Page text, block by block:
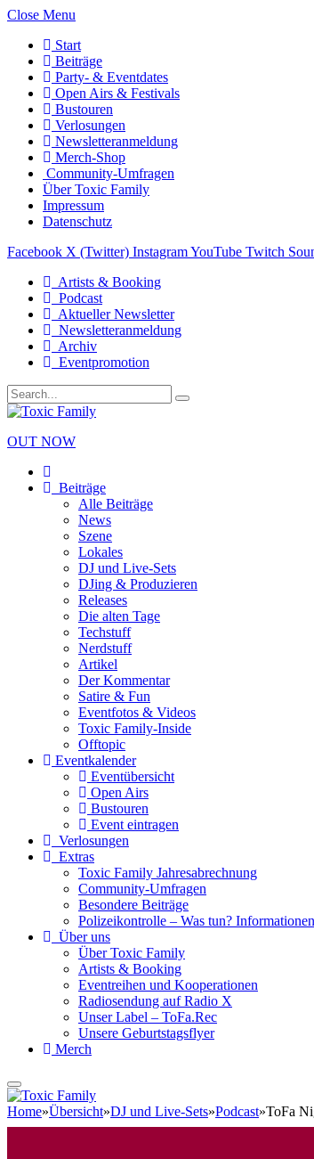
Close Menu
Start
Beiträge
Party- & Eventdates
Open Airs & Festivals
Bustouren
Verlosungen
Newsletteranmeldung
Merch-Shop
Community-Umfragen
Über Toxic Family
Impressum
Datenschutz
Facebook X (Twitter) InstagramYouTube Twitch
Artists & Booking
Podcast
Aktueller Newsletter
Newsletteranmeldung
Archiv
Eventpromotion
OUT NOW
Beiträge
Alle Beiträge
News
Szene
Lokales
DJ und Live-Sets
DJing & Produzieren
Releases
Die alten Tage
Techstuff
Nerdstuff
Artikel
Der Kommentar
Satire & Fun
Eventfotos & Videos
Toxic Family-Inside
Offtopic
Eventkalender
Eventübersicht
Open Airs
Bustouren
Event eintragen
Verlosungen
Extras
Toxic Family Jahresabrechnung
Community-Umfragen
Besondere Beiträge
Polizeikontrolle – Was tun?
Über uns
Über Toxic Family
Artists & Booking
Eventreihen und Kooperationen
Radiosendung auf Radio X
Unser Label – ToFa.Rec
Unsere Geburtstagsflyer
Merch
Home»Übersicht»DJ und Live-Sets»Podcast»ToFa